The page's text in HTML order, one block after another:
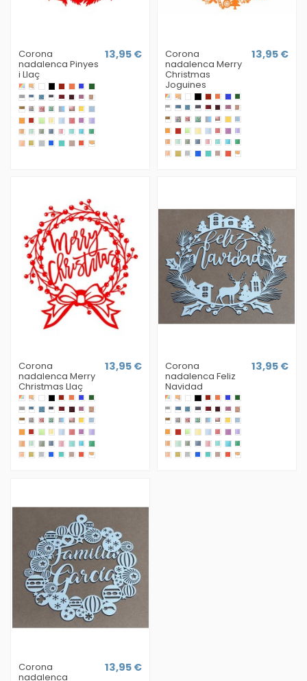
Corona
nadalenca Pinyes
i Llaç
13,95 € Corona
nadalenca Merry
Christmas
Joguines
13,95 €
Corona
nadalenca Merry
Christmas Llaç
13,95 € Corona
nadalenca Feliz
Navidad
13,95 €
Corona
nadalenca
13,95 €